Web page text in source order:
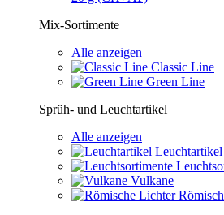
Mix-Sortimente
Alle anzeigen
Classic Line
Green Line
Sprüh- und Leuchtartikel
Alle anzeigen
Leuchtartikel
Vulkane